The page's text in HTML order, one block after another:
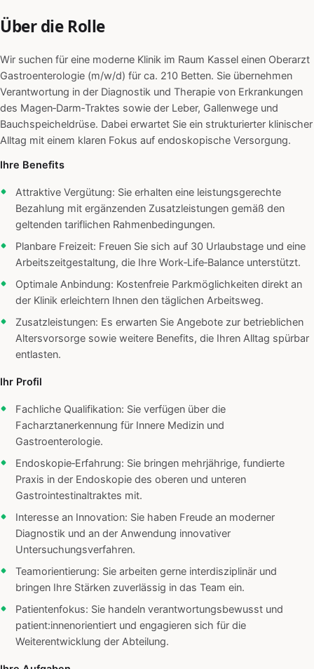
Über die Rolle
Wir suchen für eine moderne Klinik im Raum Kassel einen Oberarzt
Gastroenterologie (m/w/d) für ca. 210 Betten. Sie übernehmen
Verantwortung in der Diagnostik und Therapie von Erkrankungen
des Magen‑Darm‑Traktes sowie der Leber, Gallenwege und
Bauchspeicheldrüse. Dabei erwartet Sie ein strukturierter klinischer
Alltag mit einem klaren Fokus auf endoskopische Versorgung.
Ihre Benefits
Attraktive Vergütung: Sie erhalten eine leistungsgerechte
Bezahlung mit ergänzenden Zusatzleistungen gemäß den
geltenden tariflichen Rahmenbedingungen.
Planbare Freizeit: Freuen Sie sich auf 30 Urlaubstage und eine
Arbeitszeitgestaltung, die Ihre Work‑Life‑Balance unterstützt.
Optimale Anbindung: Kostenfreie Parkmöglichkeiten direkt an
der Klinik erleichtern Ihnen den täglichen Arbeitsweg.
Zusatzleistungen: Es erwarten Sie Angebote zur betrieblichen
Altersvorsorge sowie weitere Benefits, die Ihren Alltag spürbar
entlasten.
Ihr Profil
Fachliche Qualifikation: Sie verfügen über die
Facharztanerkennung für Innere Medizin und
Gastroenterologie.
Endoskopie‑Erfahrung: Sie bringen mehrjährige, fundierte
Praxis in der Endoskopie des oberen und unteren
Gastrointestinaltraktes mit.
Interesse an Innovation: Sie haben Freude an moderner
Diagnostik und an der Anwendung innovativer
Untersuchungsverfahren.
Teamorientierung: Sie arbeiten gerne interdisziplinär und
bringen Ihre Stärken zuverlässig in das Team ein.
Patientenfokus: Sie handeln verantwortungsbewusst und
patient:innenorientiert und engagieren sich für die
Weiterentwicklung der Abteilung.